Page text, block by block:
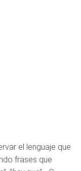
el lenguaje que
frases que